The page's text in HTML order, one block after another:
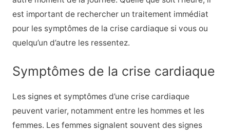
est important de rechercher un traitement immédiat
pour les symptômes de la crise cardiaque si vous ou
quelqu’un d’autre les ressentez.
Symptômes de la crise cardiaque
Les signes et symptômes d’une crise cardiaque
peuvent varier, notamment entre les hommes et les
femmes. Les femmes signalent souvent des signes